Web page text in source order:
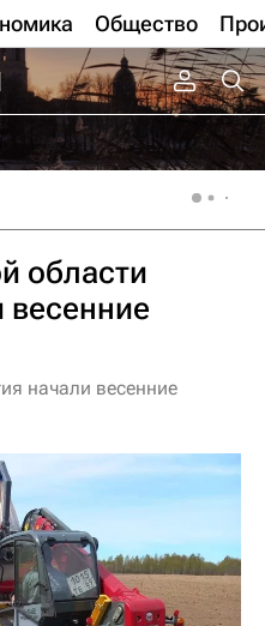
Общество
области
весенние
начали весенние